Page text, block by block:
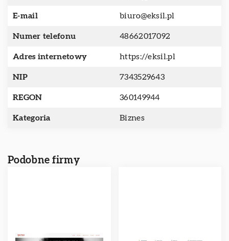
E-mail biuro@eksil.pl
Numer telefonu 48662017092
Adres internetowy https://eksil.pl
NIP 7343529643
REGON 360149944
Kategoria Biznes
Podobne firmy